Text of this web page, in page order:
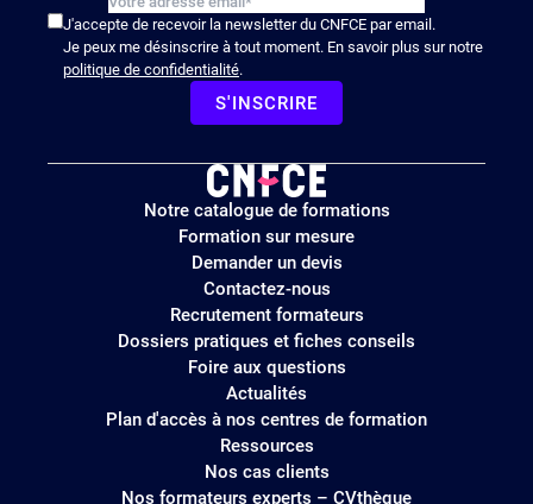
J'accepte de recevoir la newsletter du CNFCE par email.
Je peux me désinscrire à tout moment. En savoir plus sur notre
politique de confidentialité.
S'INSCRIRE
Logo
site
Notre catalogue de formations
Formation sur mesure
Demander un devis
Contactez-nous
Recrutement formateurs
Dossiers pratiques et fiches conseils
Foire aux questions
Actualités
Plan d'accès à nos centres de formation
Ressources
Nos cas clients
Nos formateurs experts – CVthèque